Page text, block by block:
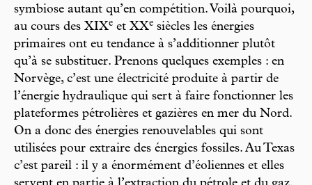
symbiose autant qu’en compétition. Voilà pourquoi,
au cours des XIXe et XXe siècles les énergies
primaires ont eu tendance à s’additionner plutôt
qu’à se substituer. Prenons quelques exemples : en
Norvège, c’est une électricité produite à partir de
l’énergie hydraulique qui sert à faire fonctionner les
plateformes pétrolières et gazières en mer du Nord.
On a donc des énergies renouvelables qui sont
utilisées pour extraire des énergies fossiles. Au Texas
c’est pareil : il y a énormément d’éoliennes et elles